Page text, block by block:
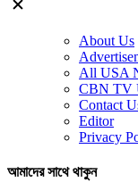
About Us
All USA
CBN TV
Contact
Editor
Privacy
আমাদের সাথে থাকুন